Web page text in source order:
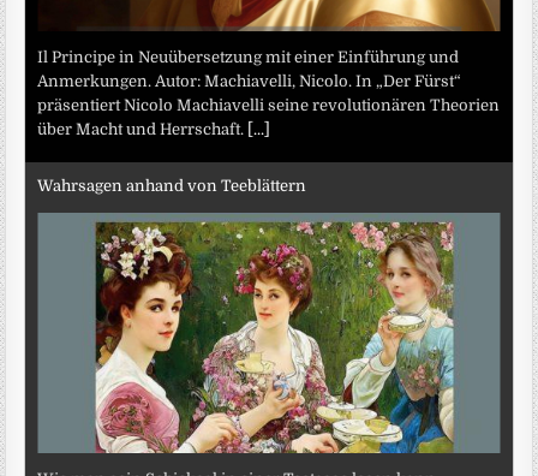
Il Principe in Neuübersetzung mit einer Einführung und
Anmerkungen. Autor: Machiavelli, Nicolo. In „Der Fürst“
präsentiert Nicolo Machiavelli seine revolutionären Theorien
über Macht und Herrschaft. [...]
Wahrsagen anhand von Teeblättern